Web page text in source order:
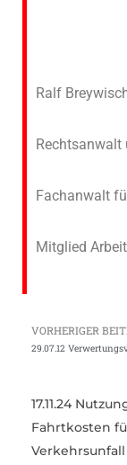
Ralf
Rechtsanwalt
Fachanwalt
Mitglied
VORHERIGER
17.11.24
Fahrtkosten
Verkehrsunfall